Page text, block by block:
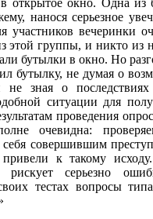
нанося серьезное
участников вечеринки
этой группы, и никто из
бутылки в окно. Но
бутылку, не думая о
зная о последствиях
ситуации для
проведения
очевидна:
совершившим
к такому
рискует серьезно
тестах вопросы